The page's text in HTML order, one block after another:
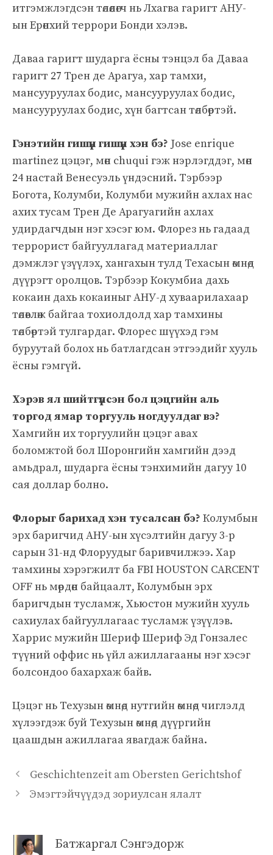
итгэмжлэгдсэн төлөөлөгч нь Лхагва гаригт АНУ-
ын Ерөнхий террори Бонди хэлэв.
Даваа гаригт шударга ёсны тэнцэл ба Даваа
гаригт 27 Трен де Арагуа, хар тамхи,
мансууруулах бодис, мансууруулах бодис,
мансууруулах бодис, хүн багтсан төлбөртэй.
Гэнэтийн гишүүн гишүүн хэн бэ? Jose enrique
martinez цэцэг, мөн chuqui гэж нэрлэгддэг, мөн
24 настай Венесуэль үндэсний. Тэрбээр
Богота, Колумби, Колумби мужийн ахлах нас
ахих тусам Трен Де Арагуагийн ахлах
удирдагчдын нэг хэсэг юм. Флорез нь гадаад
террорист байгууллагад материаллаг
дэмжлэг үзүүлэх, хангахын тулд Техасын өмнөд
дүүрэгт оролцов. Тэрбээр Кокумбиа дахь
кокаин дахь кокаиныг АНУ-д хуваарилахаар
төлөвлөж байгаа тохиолдолд хар тамхины
төлбөртэй тулгардаг. Флорес шүүхэд гэм
буруутай болох нь батлагдсан этгээдийг хууль
ёсны гэмгүй.
Хэрэв ял шийтгүүлсэн бол цэцгийн аль
торгод ямар торгууль ногдуулдаг вэ?
Хамгийн их торгуулийн цэцэг авах
боломжтой бол Шоронгийн хамгийн дээд
амьдрал, шударга ёсны тэнхимийн дагуу 10
сая доллар болно.
Флорыг барихад хэн тусалсан бэ? Колумбын
эрх баригчид АНУ-ын хүсэлтийн дагуу 3-р
сарын 31-нд Флоруудыг баривчилжээ. Хар
тамхины хэрэгжилт ба FBI HOUSTON CARCENT
OFF нь мөрдөн байцаалт, Колумбын эрх
баригчдын тусламж, Хьюстон мужийн хууль
сахиулах байгууллагаас тусламж үзүүлэв.
Харрис мужийн Шериф Шериф Эд Гонзалес
түүний оффис нь үйл ажиллагааны нэг хэсэг
болсондоо бахархаж байв.
Цэцэг нь Техузын өмнөд нутгийн өмнөд чиглэлд
хүлээгдэж буй Техузын өмнөд дүүргийн
цаашдын ажиллагаа явагдаж байна.
Geschichtenzeit am Obersten Gerichtshof
Эмэгтэйчүүдэд зориулсан ялалт
Батжаргал Сэнгэдорж